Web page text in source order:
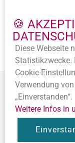
🍪
Diese Webseite
Statistik­zwecke.
Cookie-
Verwendung
„Einverstanden“.
Weitere Infos in
Privacy
Accession
Statutes
© 2020 Alle